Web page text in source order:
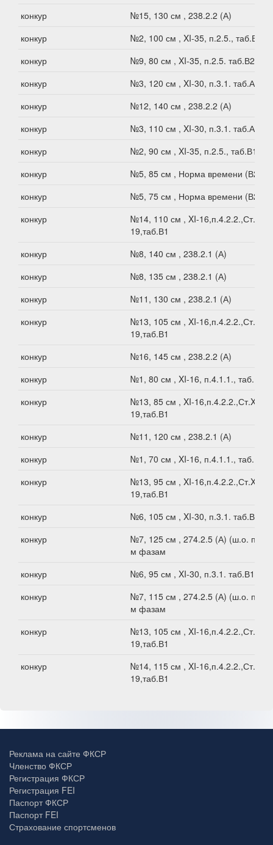
конкур
№15, 130 см , 238.2.2 (А)
конкур
№2, 100 см , XI-35, п.2.5., таб.В1
конкур
№9, 80 см , XI-35, п.2.5. таб.В2
конкур
№3, 120 см , XI-30, п.3.1. таб.А
конкур
№12, 140 см , 238.2.2 (А)
конкур
№3, 110 см , XI-30, п.3.1. таб.А
конкур
№2, 90 см , XI-35, п.2.5., таб.В1
конкур
№5, 85 см , Норма времени (В2)
конкур
№5, 75 см , Норма времени (В2)
конкур
№14, 110 см , XI-16,п.4.2.2.,Ст.XI-
19,таб.В1
конкур
№8, 140 см , 238.2.1 (А)
конкур
№8, 135 см , 238.2.1 (А)
конкур
№11, 130 см , 238.2.1 (А)
конкур
№13, 105 см , XI-16,п.4.2.2.,Ст.XI-
19,таб.В1
конкур
№16, 145 см , 238.2.2 (А)
конкур
№1, 80 см , XI-16, п.4.1.1., таб.В2
конкур
№13, 85 см , XI-16,п.4.2.2.,Ст.XI-
19,таб.В1
конкур
№11, 120 см , 238.2.1 (А)
конкур
№1, 70 см , XI-16, п.4.1.1., таб.В2
конкур
№13, 95 см , XI-16,п.4.2.2.,Ст.XI-
19,таб.В1
конкур
№6, 105 см , XI-30, п.3.1. таб.В1
конкур
№7, 125 см , 274.2.5 (А) (ш.о. по 2-
м фазам
конкур
№6, 95 см , XI-30, п.3.1. таб.В1
конкур
№7, 115 см , 274.2.5 (А) (ш.о. по 2-
м фазам
конкур
№13, 105 см , XI-16,п.4.2.2.,Ст.XI-
19,таб.В1
конкур
№14, 115 см , XI-16,п.4.2.2.,Ст.XI-
19,таб.В1
Реклама на сайте ФКСР
Членство ФКСР
Регистрация ФКСР
Регистрация FEI
Паспорт ФКСР
Паспорт FEI
Страхование спортсменов